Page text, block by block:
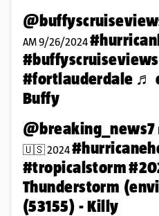
AM 9/26/2024
#buffyscruiseviews
#fortlauderdale ♬
Buffy
@breaking_news7
🇺🇸 2024
#tropicalstorm
Thunderstorm
(53155) - Killy